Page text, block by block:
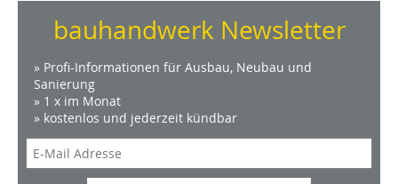
bauhandwerk Newsletter
» Profi-Informationen für Ausbau, Neubau und
Sanierung
» 1 x im Monat
» kostenlos und jederzeit kündbar